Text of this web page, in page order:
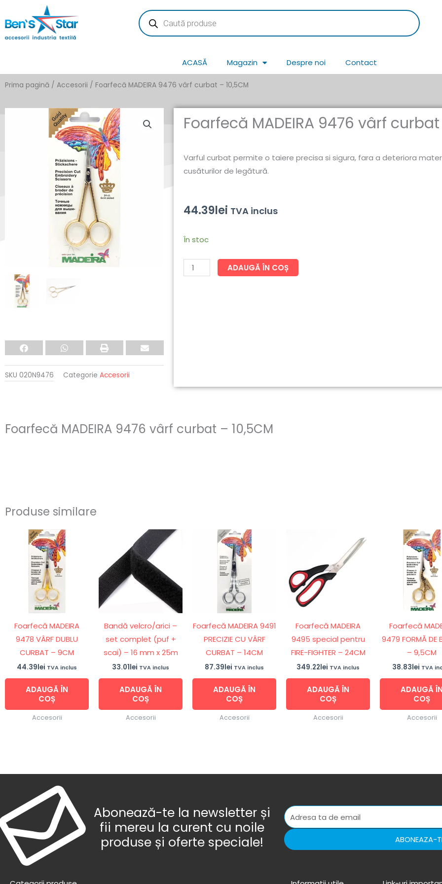
to
Products
search
ACASĂ Magazin Despre noi Contact
Prima pagină / Accesorii / Foarfecă MADEIRA 9476 vârf curbat – 10,5CM
SKU 020N9476 Categorie Accesorii
Foarfecă MADEIRA 9476 vârf curbat
Varful curbat permite o taiere precisa si sigura, fara a deteriora
cusăturilor de legătură.
44.39lei TVA inclus
În stoc
Cantitate
MADEIRA
9476
ADAUGĂ ÎN COȘ
Foarfecă MADEIRA 9476 vârf curbat – 10,5CM
Produse similare
Foarfecă MADEIRA
9478 VÂRF DUBLU
CURBAT – 9CM
44.39lei TVA inclus
ADAUGĂ ÎN
COȘ
Accesorii
Bandă velcro/arici –
set complet (puf +
scai) – 16 mm x 25m
33.01lei TVA inclus
ADAUGĂ ÎN
COȘ
Accesorii
Foarfecă MADEIRA 9491
PRECIZIE CU VÂRF
CURBAT – 14CM
87.39lei TVA inclus
ADAUGĂ ÎN
COȘ
Accesorii
Foarfecă MADEIRA
9495 special pentru
FIRE-FIGHTER – 24CM
349.22lei TVA inclus
ADAUGĂ ÎN
COȘ
Accesorii
Foarfecă
9479 FORMĂ DE
– 9,5CM
38.83lei TVA
ADAUGĂ ÎN
COȘ
Accesorii
Abonează-te la newsletter și
fii mereu la curent cu noile
produse și oferte speciale!
ABONEAZA-